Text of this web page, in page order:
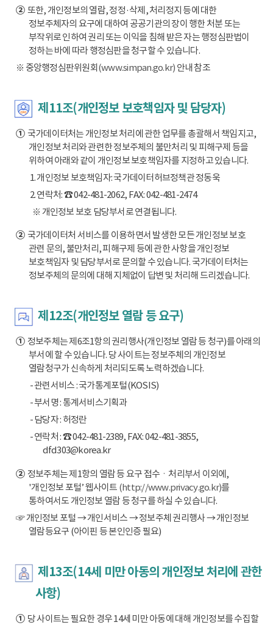
②또한, 개인정보의 열람, 정정·삭제, 처리정지 등에 대한
정보주체자의 요구에 대하여 공공기관의 장이 행한 처분 또는
부작위로 인하여 권리 또는 이익을 침해 받은 자는 행정심판법이
정하는 바에 따라 행정심판을 청구할 수 있습니다.
※ 중앙행정심판위원회(www.simpan.go.kr) 안내 참조
제11조(개인정보 보호책임자 및 담당자)
①국가데이터처는 개인정보 처리에 관한 업무를 총괄해서 책임지고,
개인정보 처리와 관련한 정보주체의 불만처리 및 피해구제 등을
위하여 아래와 같이 개인정보 보호책임자를 지정하고 있습니다.
1. 개인정보 보호책임자: 국가데이터허브정책관 정동욱
2. 연락처: ☎ 042-481-2062, FAX: 042-481-2474
※ 개인정보 보호 담당부서로 연결됩니다.
②국가데이터처 서비스를 이용하면서 발생한 모든 개인정보 보호
관련 문의, 불만처리, 피해구제 등에 관한 사항을 개인정보
보호책임자 및 담당부서로 문의할 수 있습니다. 국가데이터처는
정보주체의 문의에 대해 지체없이 답변 및 처리해 드리겠습니다.
제12조(개인정보 열람 등 요구)
①정보주체는 제6조1항의 권리행사(개인정보 열람 등 청구)를 아래의
부서에 할 수 있습니다. 당 사이트는 정보주체의 개인정보
열람청구가 신속하게 처리되도록 노력하겠습니다.
- 관련서비스 : 국가통계포털(KOSIS)
- 부서명 : 통계서비스기획과
- 담당자 : 허정란
- 연락처 : ☎ 042-481-2389, FAX: 042-481-3855,
dfd303@korea.kr
②정보주체는 제1항의 열람 등 요구 접수ㆍ처리부서 이외에,
'개인정보 포털’ 웹사이트 (http://www.privacy.go.kr)를
통하여서도 개인정보 열람 등 청구를 하실 수 있습니다.
☞ 개인정보 포털 → 개인서비스 → 정보주체 권리행사 → 개인정보
열람등요구 (아이핀 등 본인인증 필요)
제13조(14세 미만 아동의 개인정보 처리에 관한
사항)
①당 사이트는 필요한 경우 14세 미만 아동에 대해 개인정보를 수집할